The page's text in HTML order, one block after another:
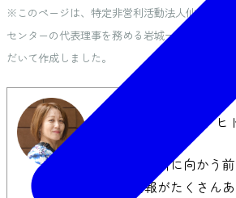
※このページは、特定非営利活動法人仙台バリア
センターの代表理事を務める岩城一美さんにア
だいて作成しました。
岩城 一美（イワキ ヒ
新しい場所に向かう
たい情報がたくさん